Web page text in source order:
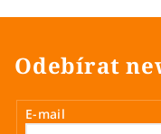
Odebírat
E-mail